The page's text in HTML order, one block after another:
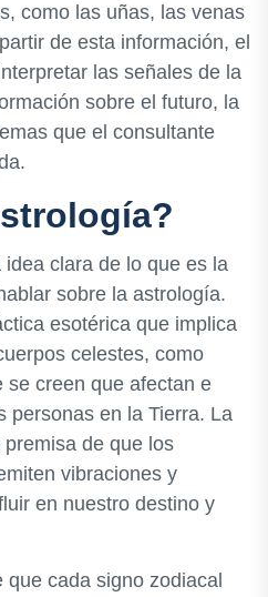
como las uñas, las venas
de esta información, el
las señales de la
sobre el futuro, la
que el consultante
clara de lo que es la
sobre la astrología.
esotérica que implica
celestes, como
se creen que afectan e
personas en la Tierra. La
de que los
vibraciones y
en nuestro destino y
cada signo zodiacal